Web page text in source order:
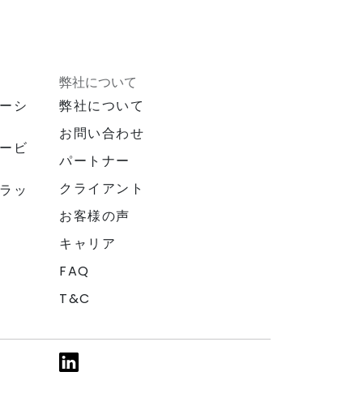
シ
ビ
ッ
弊社について
弊社について
お問い合わせ
パートナー
クライアント
お客様の声
キャリア
FAQ
T&C